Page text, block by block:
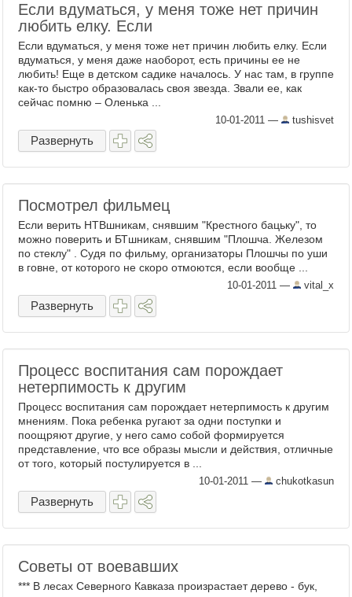
Если вдуматься, у меня тоже нет причин
любить елку. Если
Если вдуматься, у меня тоже нет причин любить елку. Если
вдуматься, у меня даже наоборот, есть причины ее не
любить! Еще в детском садике началось. У нас там, в группе
как-то быстро образовалась своя звезда. Звали ее, как
сейчас помню – Оленька ...
10-01-2011 — tushisvet
Развернуть
Посмотрел фильмец
Если верить НТВшникам, снявшим "Крестного бацьку", то
можно поверить и БТшникам, снявшим "Плошча. Железом
по стеклу" . Судя по фильму, организаторы Плошчы по уши
в говне, от которого не скоро отмоются, если вообще ...
10-01-2011 — vital_x
Развернуть
Процесс воспитания сам порождает
нетерпимость к другим
Процесс воспитания сам порождает нетерпимость к другим
мнениям. Пока ребенка ругают за одни поступки и
поощряют другие, у него само собой формируется
представление, что все образы мысли и действия, отличные
от того, который постулируется в ...
10-01-2011 — chukotkasun
Развернуть
Советы от воевавших
*** В лесах Северного Кавказа произрастает дерево - бук,